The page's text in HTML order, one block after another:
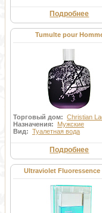
Подробнее
Tumulte pour
Торговый дом: Christian
Назначения: Мужские
Вид: Туалетная вода
Подробнее
Ultraviolet Fluoressence